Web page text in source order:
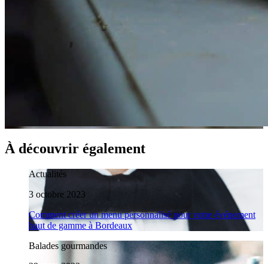
À découvrir également
Actualités
3 octobre 2023
Comment créer un menu personnalisé pour votre événement
haut de gamme à Bordeaux
Balades gourmandes